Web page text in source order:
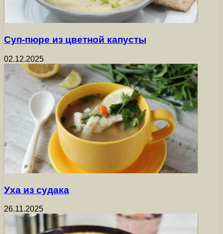
Суп-пюре из цветной капусты
02.12.2025
Уха из судака
26.11.2025